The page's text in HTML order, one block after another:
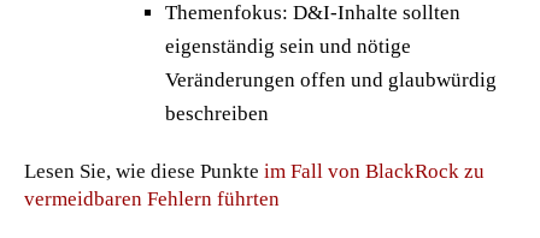
Themenfokus: D&I-Inhalte sollten
eigenständig sein und nötige
Veränderungen offen und glaubwürdig
beschreiben
Lesen Sie, wie diese Punkte im Fall von BlackRock zu
vermeidbaren Fehlern führten